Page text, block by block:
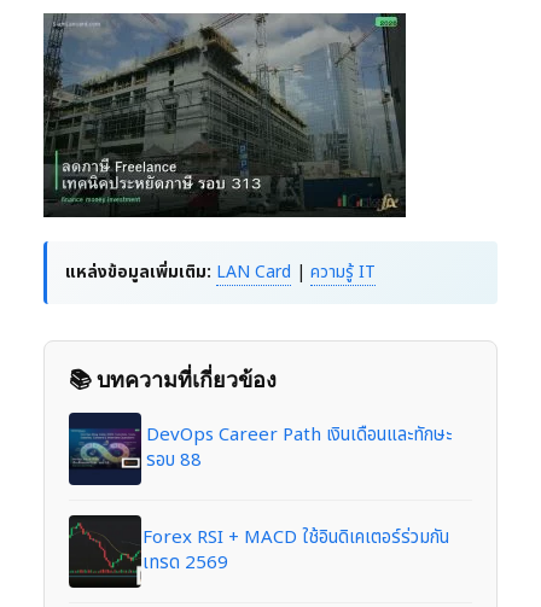
แหล่งข้อมูลเพิ่มเติม: LAN Card | ความรู้ IT
📚 บทความที่เกี่ยวข้อง
DevOps Career Path เงินเดือนและทักษะ
รอบ 88
Forex RSI + MACD ใช้อินดิเคเตอร์ร่วมกัน
เทรด 2569